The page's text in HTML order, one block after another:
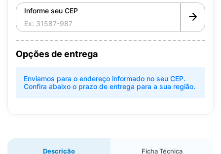
Informe seu CEP
Opções de entrega
Enviamos para o endereço informado no seu CEP.
Confira abaixo o prazo de entrega para a sua região.
Descrição Ficha Técnica